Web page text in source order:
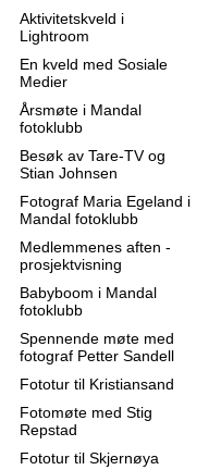
Aktivitetskveld i
Lightroom
En kveld med Sosiale
Medier
Årsmøte i Mandal
fotoklubb
Besøk av Tare-TV og
Stian Johnsen
Fotograf Maria Egeland i
Mandal fotoklubb
Medlemmenes aften -
prosjektvisning
Babyboom i Mandal
fotoklubb
Spennende møte med
fotograf Petter Sandell
Fototur til Kristiansand
Fotomøte med Stig
Repstad
Fototur til Skjernøya